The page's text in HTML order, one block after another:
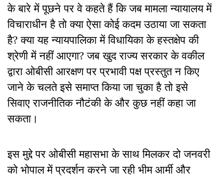
के बारे में पूछने पर वे कहते हैं कि जब मामला न्यायालय में
विचाराधीन है तो क्या ऐसा कोई कदम उठाया जा सकता
है? क्या यह न्यायपालिका में विधायिका के हस्तक्षेप की
श्रेणी में नहीं आएगा? जब खुद राज्य सरकार के वकील
द्वारा ओबीसी आरक्षण पर प्रभावी पक्ष प्रस्तुत न किए
जाने के चलते इसे समाप्त किया जा चुका है तो इसे
सिवाए राजनीतिक नौटंकी के और कुछ नहीं कहा जा
सकता।
इस मुद्दे पर ओबीसी महासभा के साथ मिलकर दो जनवरी
को भोपाल में प्रदर्शन करने जा रही भीम आर्मी और